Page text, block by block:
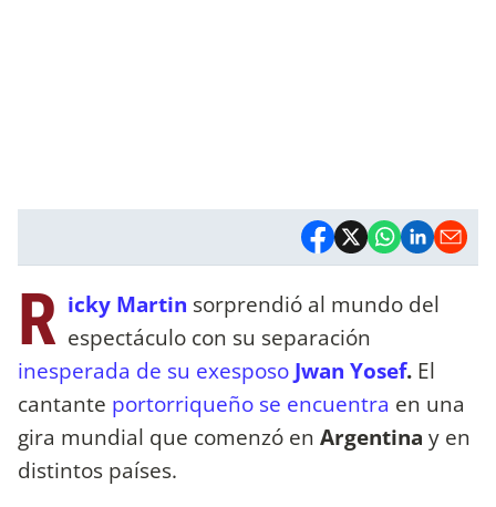
R icky Martin sorprendió al mundo del
espectáculo con su separación
inesperada de su exesposo Jwan Yosef. El
cantante portorriqueño se encuentra en una
gira mundial que comenzó en Argentina y en
distintos países.